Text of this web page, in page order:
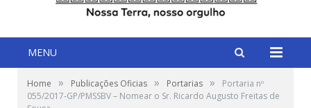
MENU
Home » Publicações Oficias » Portarias »
Portaria nº
055/2017-GP/PMSSBV – Nomear o Sr. Ricardo Augusto Freitas de